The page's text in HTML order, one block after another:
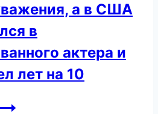
а в США
в
актера и
лет на 10
В